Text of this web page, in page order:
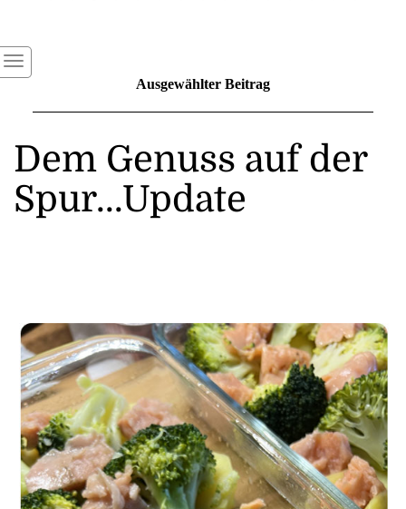
Ausgewählter Beitrag
Dem Genuss auf der
Spur...Update